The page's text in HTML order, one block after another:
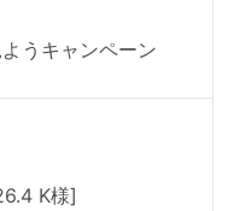
うキャンペーン
K様]